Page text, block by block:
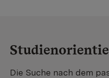
Die Suche nach dem